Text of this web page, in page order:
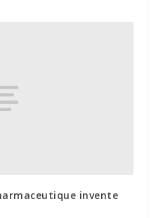
invente